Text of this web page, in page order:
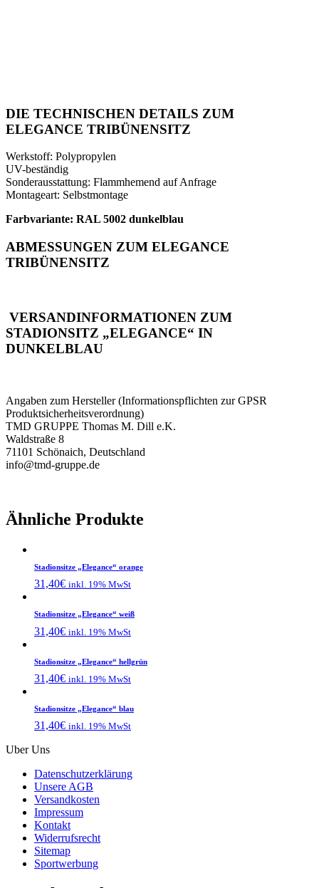
DIE TECHNISCHEN DETAILS ZUM
ELEGANCE TRIBÜNENSITZ
Werkstoff: Polypropylen
UV-beständig
Sonderausstattung: Flammhemend auf Anfrage
Montageart: Selbstmontage
Farbvariante: RAL 5002 dunkelblau
ABMESSUNGEN ZUM ELEGANCE
TRIBÜNENSITZ
VERSANDINFORMATIONEN ZUM
STADIONSITZ „ELEGANCE“ IN
DUNKELBLAU
Angaben zum Hersteller (Informationspflichten zur GPSR
Produktsicherheitsverordnung)
TMD GRUPPE Thomas M. Dill e.K.
Waldstraße 8
71101 Schönaich, Deutschland
info@tmd-gruppe.de
Ähnliche Produkte
Stadionsitze „Elegance“ orange
31,40€ inkl. 19% MwSt
Stadionsitze „Elegance“ weiß
31,40€ inkl. 19% MwSt
Stadionsitze „Elegance“ hellgrün
31,40€ inkl. 19% MwSt
Stadionsitze „Elegance“ blau
31,40€ inkl. 19% MwSt
Uber Uns
Datenschutzerklärung
Unsere AGB
Versandkosten
Impressum
Kontakt
Widerrufsrecht
Sitemap
Sportwerbung